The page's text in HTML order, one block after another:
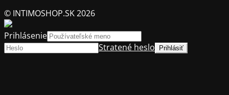
© INTIMOSHOP.SK 2026
Prihlásenie
Stratené heslo